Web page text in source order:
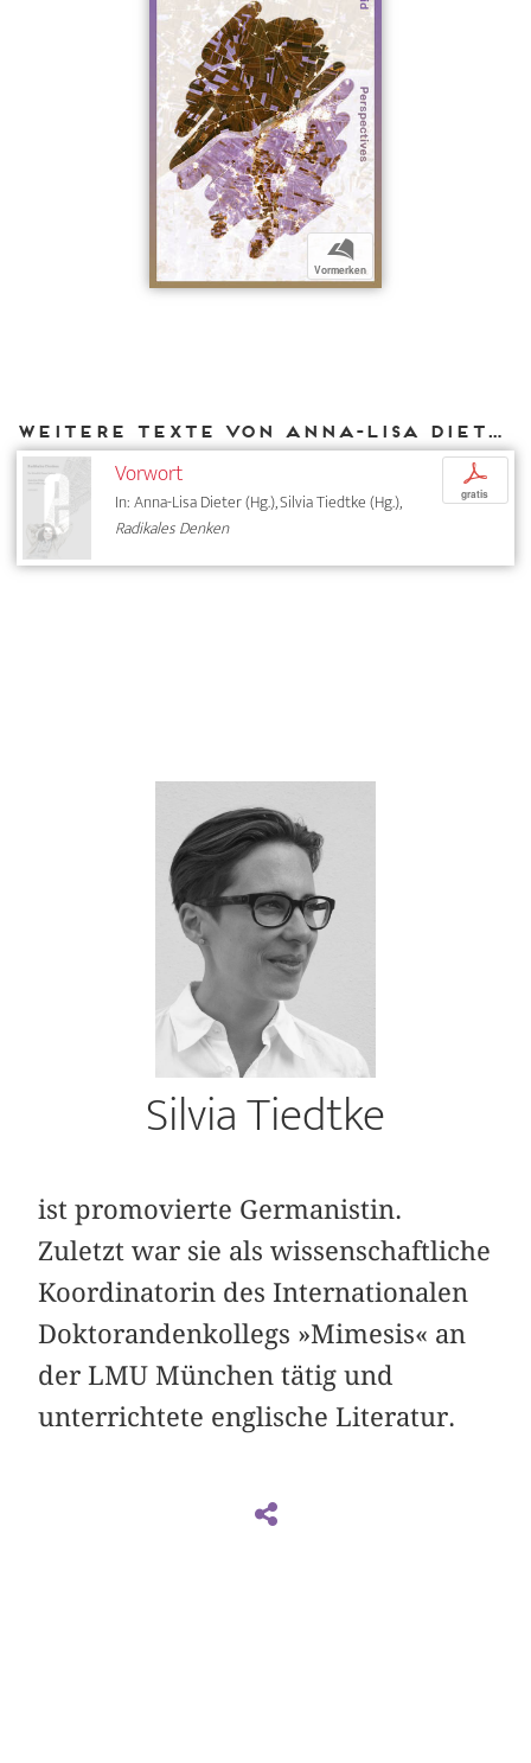
b
Vormerken
Weitere Texte von Anna-Lisa Dieter bei DIAPHANES
Vorwort
In: Anna-Lisa Dieter (Hg.), Silvia Tiedtke (Hg.),
Radikales Denken
p
gratis
Silvia Tiedtke
ist promovierte Germanistin.
Zuletzt war sie als wissenschaftliche
Koordinatorin des Internationalen
Doktorandenkollegs »Mimesis« an
der LMU München tätig und
unterrichtete englische Literatur.